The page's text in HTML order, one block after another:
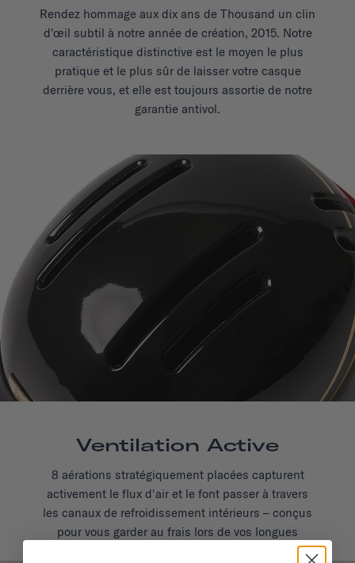
Rendez hommage aux dix ans de Thousand un clin
d'œil subtil à notre année de création, 2015. Notre
caractéristique distinctive est le moyen le plus
pratique et le plus sûr de laisser votre casque
derrière vous, et elle est toujours assortie de notre
garantie antivol.
Ventilation Active
8 aérations stratégiquement placées capturent
activement le flux d'air et le font passer à travers
les canaux de refroidissement intérieurs – conçus
pour vous garder au frais lors de vos longues